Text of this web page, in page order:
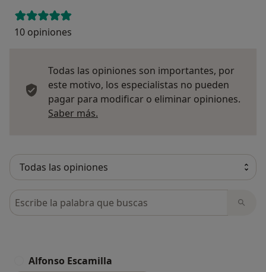
10 opiniones
Todas las opiniones son importantes, por
este motivo, los especialistas no pueden
pagar para modificar o eliminar opiniones.
Saber más.
Busca en opiniones
Alfonso Escamilla